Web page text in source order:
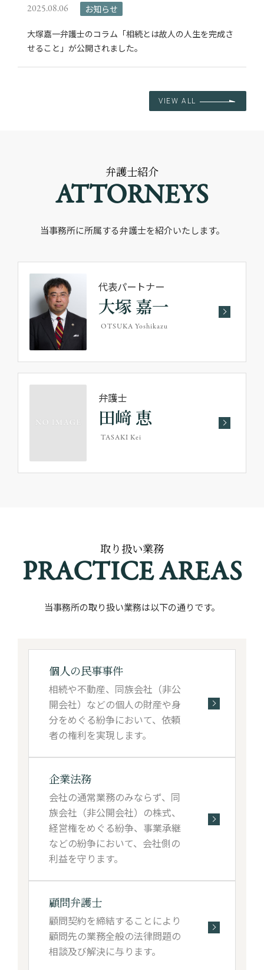
2025.08.06 お知らせ
大塚嘉一弁護士のコラム「相続とは故人の人生を完成さ
せること」が公開されました。
VIEW ALL
弁護士紹介
ATTORNEYS
当事務所に所属する弁護士を紹介いたします。
代表パートナー
大塚 嘉一
OTSUKA Yoshikazu
弁護士
田﨑 恵
TASAKI Kei
取り扱い業務
PRACTICE AREAS
当事務所の取り扱い業務は以下の通りです。
個人の民事事件
相続や不動産、同族会社（非公
開会社）などの個人の財産や身
分をめぐる紛争において、依頼
者の権利を実現します。
企業法務
会社の通常業務のみならず、同
族会社（非公開会社）の株式、
経営権をめぐる紛争、事業承継
などの紛争において、会社側の
利益を守ります。
顧問弁護士
顧問契約を締結することにより
顧問先の業務全般の法律問題の
相談及び解決に与ります。